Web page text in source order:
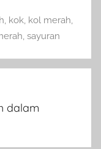
kok, kol merah
sayuran
dalam